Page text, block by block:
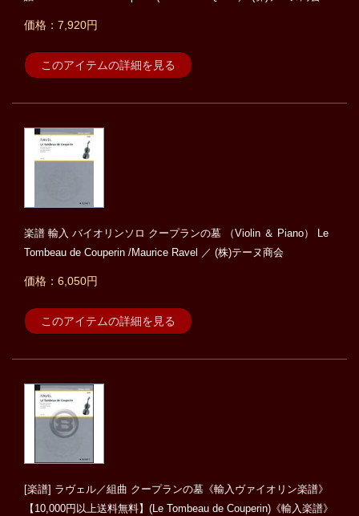
価格：7,920円
このアイテムの詳細を見る
楽譜 輸入 バイオリンソロ クープランの墓 （Violin ＆ Piano） Le
Tombeau de Couperin /Maurice Ravel ／ (株)テーヌ商会
価格：6,050円
このアイテムの詳細を見る
[楽譜] ラヴェル／組曲 クープランの墓《輸入ヴァイオリン楽譜》
【10,000円以上送料無料】(Le Tombeau de Couperin)《輸入楽譜》